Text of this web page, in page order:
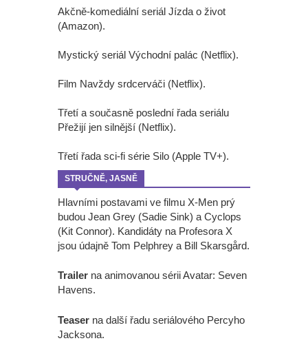
Akčně-komediální seriál Jízda o život
(Amazon).
Mystický seriál Východní palác (Netflix).
Film Navždy srdcerváči (Netflix).
Třetí a současně poslední řada seriálu
Přežijí jen silnější (Netflix).
Třetí řada sci-fi série Silo (Apple TV+).
STRUČNĚ, JASNĚ
Hlavními postavami ve filmu X-Men prý
budou Jean Grey (Sadie Sink) a Cyclops
(Kit Connor). Kandidáty na Profesora X
jsou údajně Tom Pelphrey a Bill Skarsgård.
Trailer na animovanou sérii Avatar: Seven
Havens.
Teaser na další řadu seriálového Percyho
Jacksona.